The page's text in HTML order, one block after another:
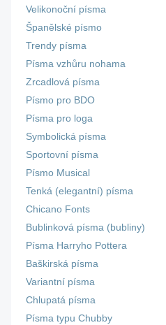
Velikonoční písma
Španělské písmo
Trendy písma
Písma vzhůru nohama
Zrcadlová písma
Písmo pro BDO
Písma pro loga
Symbolická písma
Sportovní písma
Písmo Musical
Tenká (elegantní) písma
Chicano Fonts
Bublinková písma (bubliny)
Písma Harryho Pottera
Baškirská písma
Variantní písma
Chlupatá písma
Písma typu Chubby